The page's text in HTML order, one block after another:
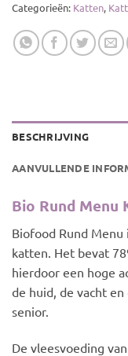
Categorieën: Katten,
BESCHRIJVING
AANVULLENDE
Bio Rund Menu
Biofood Rund
katten. Het bevat
hierdoor een hoge
de huid, de vacht
senior.
De vleesvoeding